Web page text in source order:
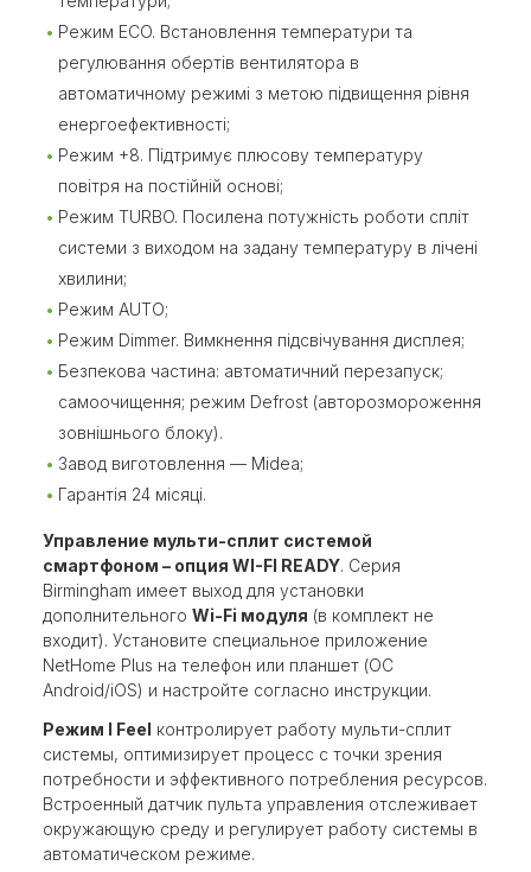
Режим ECO. Встановлення температури та
регулювання обертів вентилятора в
автоматичному режимі з метою підвищення рівня
енергоефективності;
Режим +8. Підтримує плюсову температуру
повітря на постійній основі;
Режим TURBO. Посилена потужність роботи спліт
системи з виходом на задану температуру в лічені
хвилини;
Режим AUTO;
Режим Dimmer. Вимкнення підсвічування дисплея;
Безпекова частина: автоматичний перезапуск;
самоочищення; режим Defrost (авторозмороження
зовнішнього блоку).
Завод виготовлення — Midea;
Гарантія 24 місяці.
Управление мульти-сплит системой
смартфоном – опция WI-FI READY. Серия
Birmingham имеет выход для установки
дополнительного Wi-Fi модуля (в комплект не
входит). Установите специальное приложение
NetHome Plus на телефон или планшет (ОС
Android/iOS) и настройте согласно инструкции.
Режим I Feel контролирует работу мульти-сплит
системы, оптимизирует процесс с точки зрения
потребности и эффективного потребления ресурсов.
Встроенный датчик пульта управления отслеживает
окружающую среду и регулирует работу системы в
автоматическом режиме.